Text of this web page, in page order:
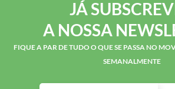
JÁ
A NOSSA
FIQUE A PAR DE TUDO O QUE SE PASSA NO
SEMANALMENTE